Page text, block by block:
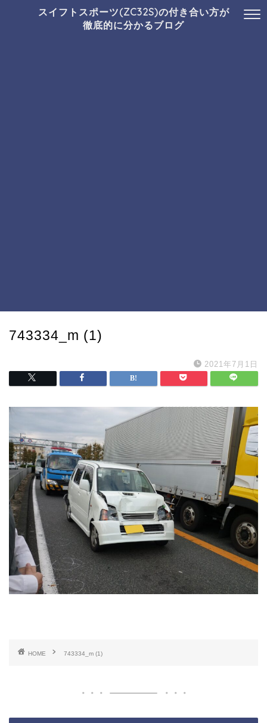
スイフトスポーツ(ZC32S)の付き合い方が
徹底的に分かるブログ
743334_m (1)
2021年7月1日
HOME 743334_m (1)